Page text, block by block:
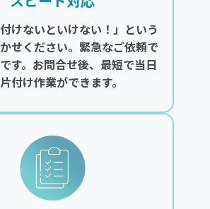
付けないといけない！」という
せください。緊急なご依頼で
す。お問合せ後、最短で当日
付け作業ができます。